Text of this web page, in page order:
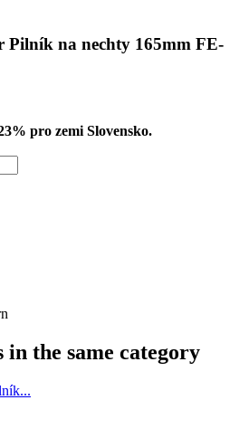
Pilník na nechty 165mm FE-
pro zemi Slovensko.
the same category